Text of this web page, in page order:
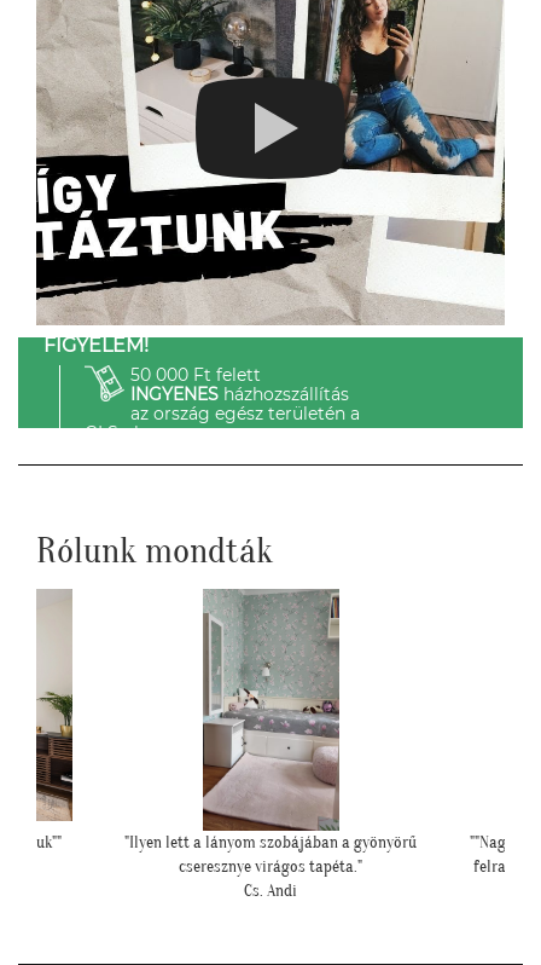
FIGYELEM!
50 000 Ft felett
INGYENESházhozszállítás
az ország egész területén a
GLS-el.
Rólunk mondták
fogjuk""
"Ilyen lett a lányom szobájában a gyönyörű
cseresznye virágos tapéta."
Cs. Andi
""Nagyon